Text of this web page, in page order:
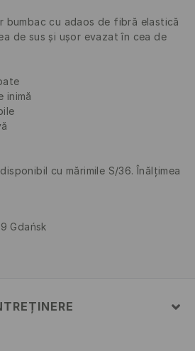
bumbac cu adaos de fibră elastică
de sus și ușor evazat în cea de
inimă
cu mărimile S/36. Înălţimea
Gdańsk